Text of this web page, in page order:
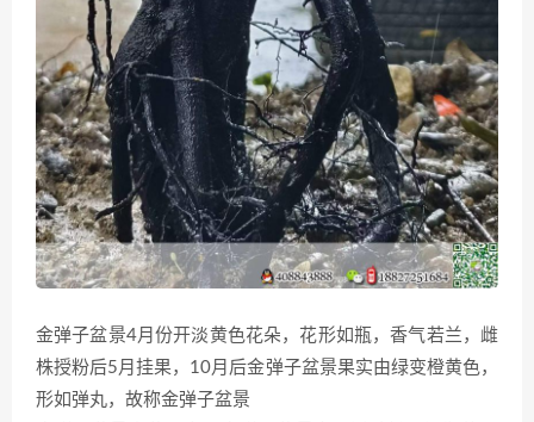
金弹子盆景4月份开淡黄色花朵，花形如瓶，香气若兰，雌
株授粉后5月挂果，10月后金弹子盆景果实由绿变橙黄色，
形如弹丸，故称金弹子盆景